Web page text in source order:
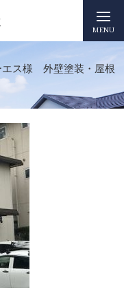
MENU
エス様 外壁塗装・屋根